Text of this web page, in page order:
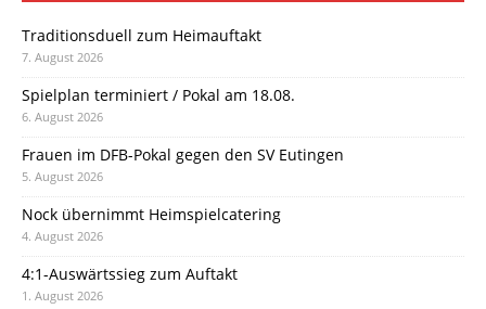
Traditionsduell zum Heimauftakt
7. August 2026
Spielplan terminiert / Pokal am 18.08.
6. August 2026
Frauen im DFB-Pokal gegen den SV Eutingen
5. August 2026
Nock übernimmt Heimspielcatering
4. August 2026
4:1-Auswärtssieg zum Auftakt
1. August 2026